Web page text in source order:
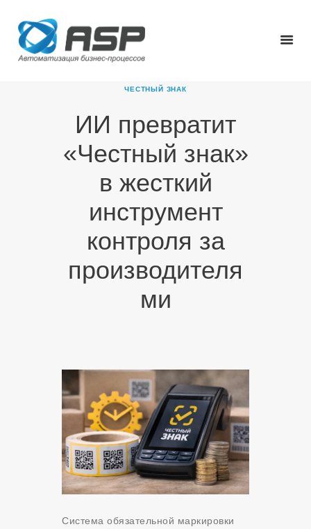
ЧЕСТНЫЙ ЗНАК
ИИ превратит
«Честный знак»
в жесткий
инструмент
контроля за
производителя
ми
ГЛАВНАЯ
О КОМПАНИИ
НОВОСТИ
КАРЬЕРА
ПАРТНЕРЫ
КОНТАКТЫ
Система обязательной маркировки